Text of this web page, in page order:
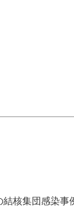
核集団感染事